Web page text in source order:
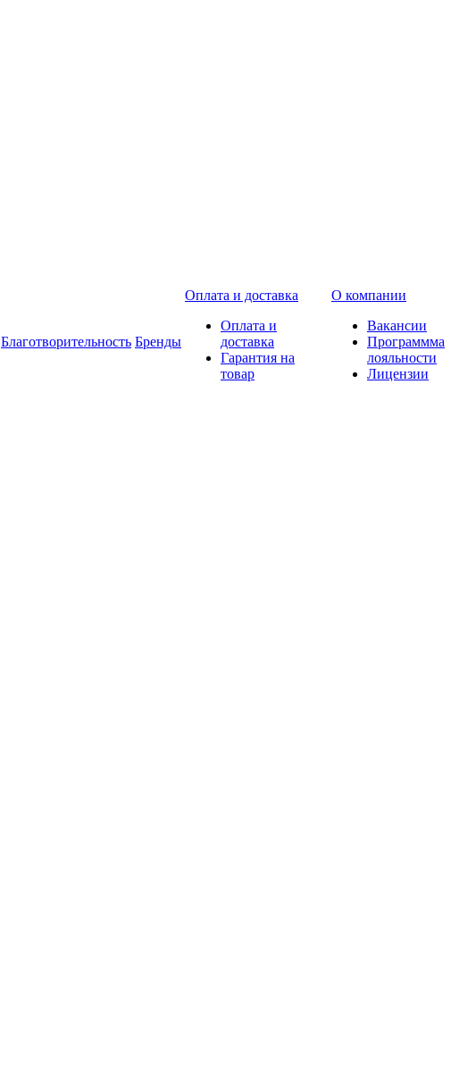
Благотворительность Бренды
Оплата и доставка
Оплата и
доставка
Гарантия на
товар
О компании
Вакансии
Программма
лояльности
Лицензии